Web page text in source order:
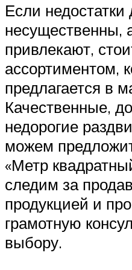
Если
несущественны,
привлекают,
ассортиментом,
предлагается в
Качественные,
недорогие
можем
«Метр
следим за
продукцией и
грамотную
выбору.